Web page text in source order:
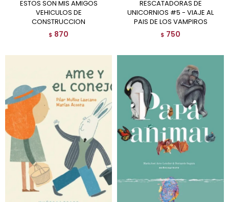
ESTOS SON MIS AMIGOS
VEHICULOS DE
CONSTRUCCION
$ 870
RESCATADORAS DE
UNICORNIOS #5 - VIAJE AL
PAIS DE LOS VAMPIROS
$ 750